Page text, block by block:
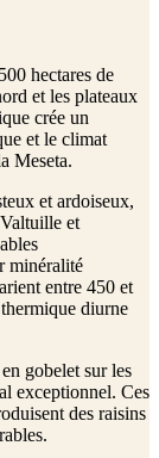
hectares de
et les plateaux
crée un
et le climat
Meseta.
et ardoiseux,
et
minéralité
entre 450 et
diurne
gobelet sur les
exceptionnel. Ces
des raisins